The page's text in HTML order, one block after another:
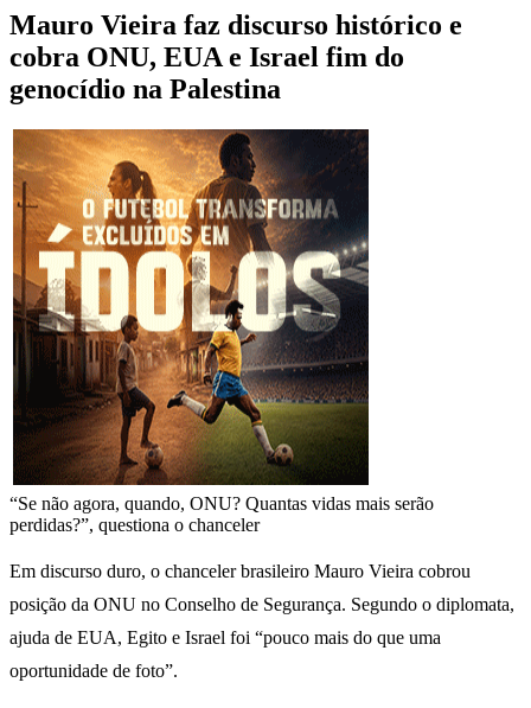
Mauro Vieira faz discurso histórico e
cobra ONU, EUA e Israel fim do
genocídio na Palestina
“Se não agora, quando, ONU? Quantas vidas mais serão
perdidas?”, questiona o chanceler
Em discurso duro, o chanceler brasileiro Mauro Vieira cobrou
posição da ONU no Conselho de Segurança. Segundo o diplomata,
ajuda de EUA, Egito e Israel foi “pouco mais do que uma
oportunidade de foto”.